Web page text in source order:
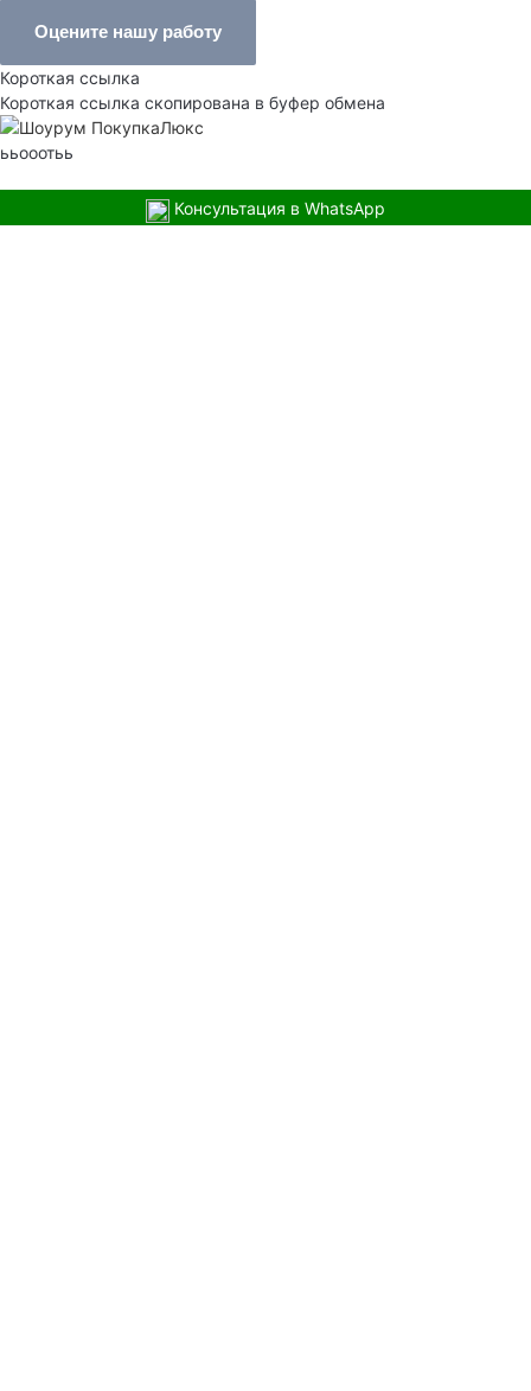
Оцените нашу работу
Короткая ссылка
Короткая ссылка скопирована в буфер обмена
ььооотьь
Консультация в WhatsApp